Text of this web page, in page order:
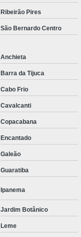
Ribeirão Pires
São Bernardo Centro
Anchieta
Barra da Tijuca
Cabo Frio
Cavalcanti
Copacabana
Encantado
Galeão
Guaratiba
Ipanema
Jardim Botânico
Leme